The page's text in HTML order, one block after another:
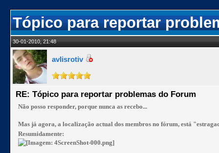
Tópico para reportar
30-01-2010, 21:48
avlisrotiv
RE: Tópico para reportar problemas do Forum
Não posso responder, porque nunca as recebo...
Mas já agora, a localização actual dos membros no fórum, está
Resumidamente: